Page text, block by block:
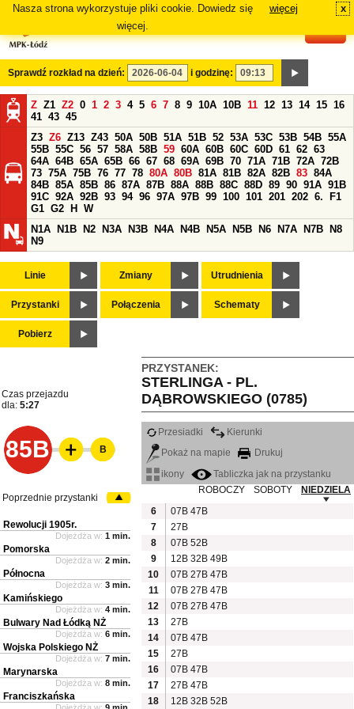
Nasza strona wykorzystuje pliki cookie. Dowiedz się
więcej.
więcej x
Sprawdź rozkład na dzień: i godzinę:
Z Z1 Z2 0 1 2 3 4 5 6 7 8 9 10A 10B 11 12 13 14 15 16
41 43 45
Z3 Z6 Z13 Z43 50A 50B 51A 51B 52 53A 53C 53B 54B 55A
55B 55C 56 57 58A 58B 59 60A 60B 60C 60D 61 62 63
64A 64B 65A 65B 66 67 68 69A 69B 70 71A 71B 72A 72B
73 75A 75B 76 77 78 80A 80B 81A 81B 82A 82B 83 84A
84B 85A 85B 86 87A 87B 88A 88B 88C 88D 89 90 91A 91B
91C 92A 92B 93 94 96 97A 97B 99 100 101 201 202 6.
F1
G1 G2 H
W
N1A
N1B N2 N3A N3B N4A N4B N5A N5B N6 N7A N7B
N8
N9
Linie Zmiany Utrudnienia
Przystanki Połączenia Schematy
Pobierz
PRZYSTANEK:
STERLINGA - PL.
DĄBROWSKIEGO (0785)
Czas przejazdu
dla: 5:27
85B
Przesiadki
Kierunki
Pokaż na mapie
Drukuj
ikony
Tabliczka jak na przystanku
ROBOCZY
SOBOTY
NIEDZIELA
6
07B 47B
7
27B
8
07B 52B
9
12B 32B 49B
10
07B 27B 47B
11
07B 27B 47B
12
07B 27B 47B
13
27B
14
07B 47B
15
27B
16
07B 47B
17
27B 47B
18
12B 32B 52B
B
Poprzednie przystanki
Rewolucji 1905r.
Dojeżdża w: 1 min.
Pomorska
Dojeżdża w: 2 min.
Północna
Dojeżdża w: 3 min.
Kamińskiego
Dojeżdża w: 4 min.
Bulwary Nad Łódką NŻ
Dojeżdża w: 6 min.
Wojska Polskiego NŻ
Dojeżdża w: 7 min.
Marynarska
Dojeżdża w: 8 min.
Franciszkańska